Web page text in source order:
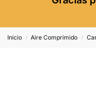
Inicio / Aire Comprimido /